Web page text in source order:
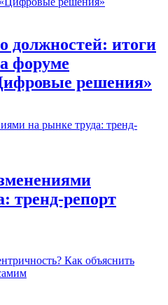
должностей: итоги
форуме
решения»
тренд-репорт